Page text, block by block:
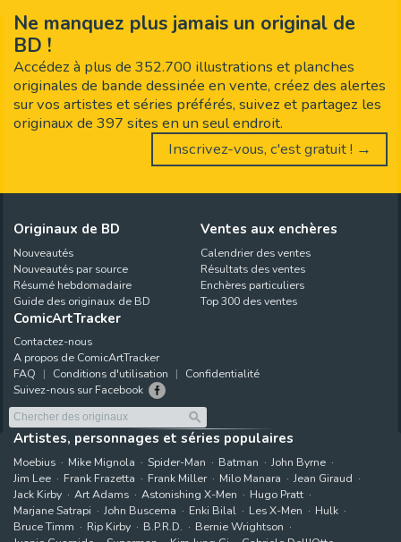
Ne manquez plus jamais un original de
BD !
Accédez à plus de 352.700 illustrations et planches
originales de bande dessinée en vente, créez des alertes
sur vos artistes et séries préférés, suivez et partagez les
originaux de 397 sites en un seul endroit.
Inscrivez-vous, c'est gratuit ! →
Originaux de BD
Nouveautés
Nouveautés par source
Résumé hebdomadaire
Guide des originaux de BD
Ventes aux enchères
Calendrier des ventes
Résultats des ventes
Enchères particuliers
Top 300 des ventes
ComicArtTracker
Contactez-nous
A propos de ComicArtTracker
FAQ
Conditions d'utilisation
Confidentialité
Suivez-nous sur Facebook
Artistes, personnages et séries populaires
Moebius Mike Mignola Spider-Man Batman
John Byrne
Jim Lee
Frank Frazetta Frank Miller Milo Manara
Jean Giraud
Jack Kirby
Art Adams Astonishing X-Men
Hugo Pratt
Marjane Satrapi
John Buscema Enki Bilal Les X-Men
Hulk
Bruce Timm
Rip Kirby B.P.R.D.
Bernie Wrightson